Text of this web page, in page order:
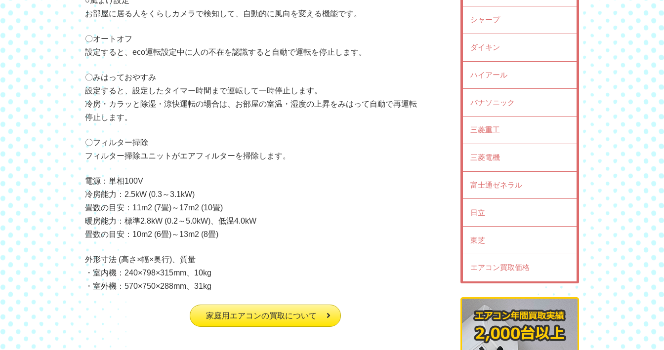
お部屋に居る人をくらしカメラで検知して、自動的に風向を変える機能です。
〇オートオフ
設定すると、eco運転設定中に人の不在を認識すると自動で運転を停止します。
〇みはっておやすみ
設定すると、設定したタイマー時間まで運転して一時停止します。
冷房・カラッと除湿・涼快運転の場合は、お部屋の室温・湿度の上昇をみはって自動で再運転
停止します。
〇フィルター掃除
フィルター掃除ユニットがエアフィルターを掃除します。
電源：単相100V
冷房能力：2.5kW (0.3～3.1kW)
畳数の目安：11m2 (7畳)～17m2 (10畳)
暖房能力：標準2.8kW (0.2～5.0kW)、低温4.0kW
畳数の目安：10m2 (6畳)～13m2 (8畳)
外形寸法 (高さ×幅×奥行)、質量
・室内機：240×798×315mm、10kg
・室外機：570×750×288mm、31kg
家庭用エアコンの買取について
シャープ
ダイキン
ハイアール
パナソニック
三菱重工
三菱電機
富士通ゼネラル
日立
東芝
エアコン買取価格